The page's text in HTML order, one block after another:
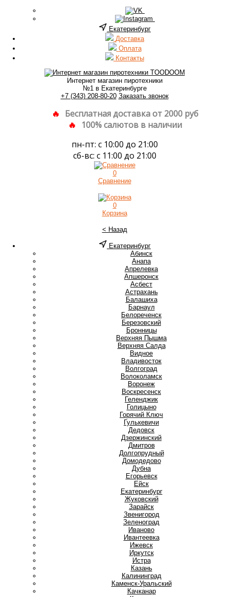
Екатеринбург
Доставка
Оплата
Контакты
Интернет магазин пиротехники
№1 в Екатеринбурге
+7 (343) 208-80-20 Заказать звонок
Бесплатная доставка от 2000 руб
100% салютов в наличии
пн-пт: с 10:00 до 21:00
сб-вс: с 11:00 до 21:00
0
Сравнение
0
Корзина
< Назад
Екатеринбург
Абинск
Анапа
Апрелевка
Апшеронск
Асбест
Астрахань
Балашиха
Барнаул
Белореченск
Березовский
Бронницы
Верхняя Пышма
Верхняя Салда
Видное
Владивосток
Волгоград
Волоколамск
Воронеж
Воскресенск
Геленджик
Голицыно
Горячий Ключ
Гулькевичи
Дедовск
Дзержинский
Дмитров
Долгопрудный
Домодедово
Дубна
Егорьевск
Ейск
Екатеринбург
Жуковский
Зарайск
Звенигород
Зеленоград
Иваново
Ивантеевка
Ижевск
Иркутск
Истра
Казань
Калининград
Каменск-Уральский
Качканар